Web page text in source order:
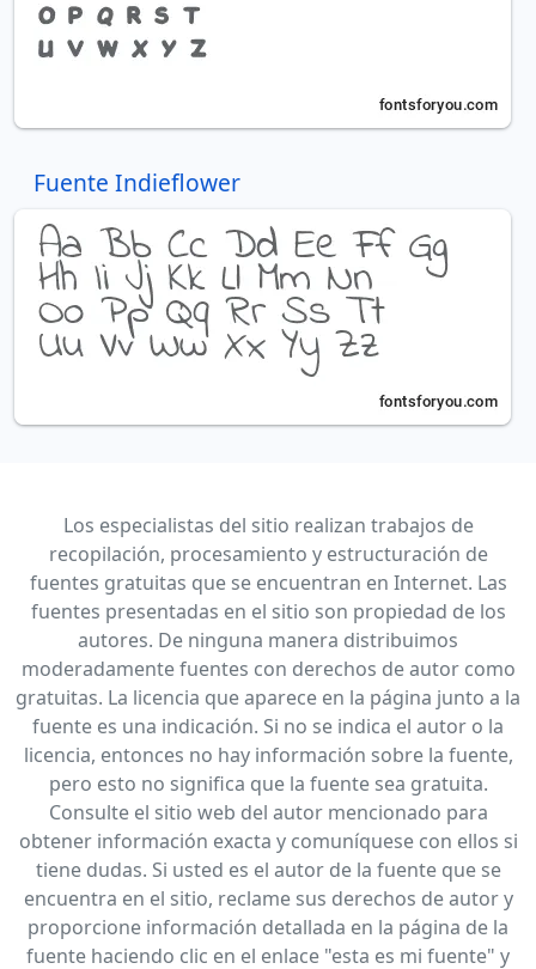
Fuente Indieflower
Los especialistas del sitio realizan trabajos de
recopilación, procesamiento y estructuración de
fuentes gratuitas que se encuentran en Internet. Las
fuentes presentadas en el sitio son propiedad de los
autores. De ninguna manera distribuimos
moderadamente fuentes con derechos de autor como
gratuitas. La licencia que aparece en la página junto a la
fuente es una indicación. Si no se indica el autor o la
licencia, entonces no hay información sobre la fuente,
pero esto no significa que la fuente sea gratuita.
Consulte el sitio web del autor mencionado para
obtener información exacta y comuníquese con ellos si
tiene dudas. Si usted es el autor de la fuente que se
encuentra en el sitio, reclame sus derechos de autor y
proporcione información detallada en la página de la
fuente haciendo clic en el enlace "esta es mi fuente" y